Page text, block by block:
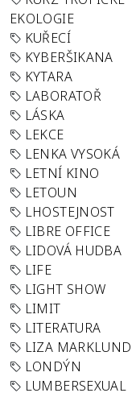
EKOLOGIE
KUŘECÍ
KYBERŠIKANA
KYTARA
LABORATOŘ
LÁSKA
LEKCE
LENKA VYSOKÁ
LETNÍ KINO
LETOUN
LHOSTEJNOST
LIBRE OFFICE
LIDOVÁ HUDBA
LIFE
LIGHT SHOW
LIMIT
LITERATURA
LIZA MARKLUND
LONDÝN
LUMBERSEXUAL